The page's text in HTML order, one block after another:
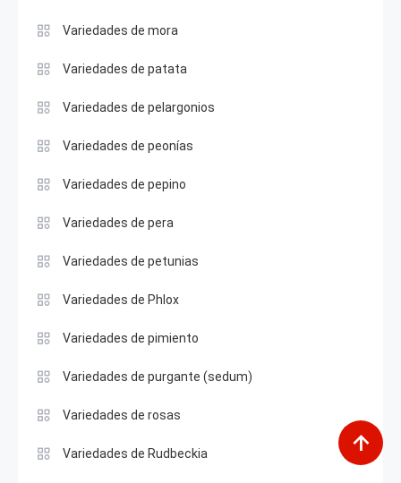
Variedades de mora
Variedades de patata
Variedades de pelargonios
Variedades de peonías
Variedades de pepino
Variedades de pera
Variedades de petunias
Variedades de Phlox
Variedades de pimiento
Variedades de purgante (sedum)
Variedades de rosas
Variedades de Rudbeckia